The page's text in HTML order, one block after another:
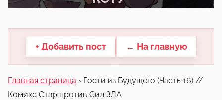
другие.
+ Добавить пост ← На главную
Главная страница › Гости из Будущего (Часть 16) //
Комикс Стар против Сил ЗЛА